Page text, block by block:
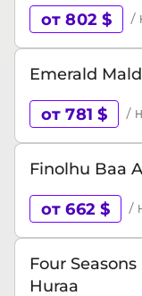
от 802 $ /
Emerald
от 781 $ /
Finolhu Baa
от 662 $ /
Four
Huraa